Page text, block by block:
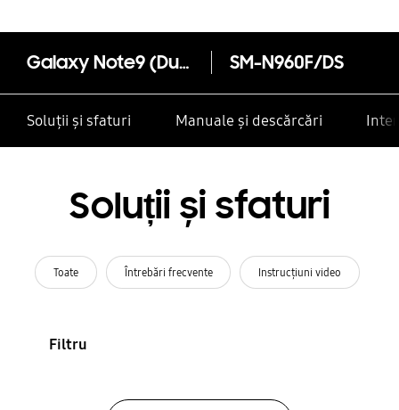
Galaxy Note9 (Dual Sim) 128 GB SM-N960F/DS
Soluții și sfaturi Manuale și descărcări
Soluții și sfaturi
Toate Întrebări frecvente Instrucţiuni video
Filtru